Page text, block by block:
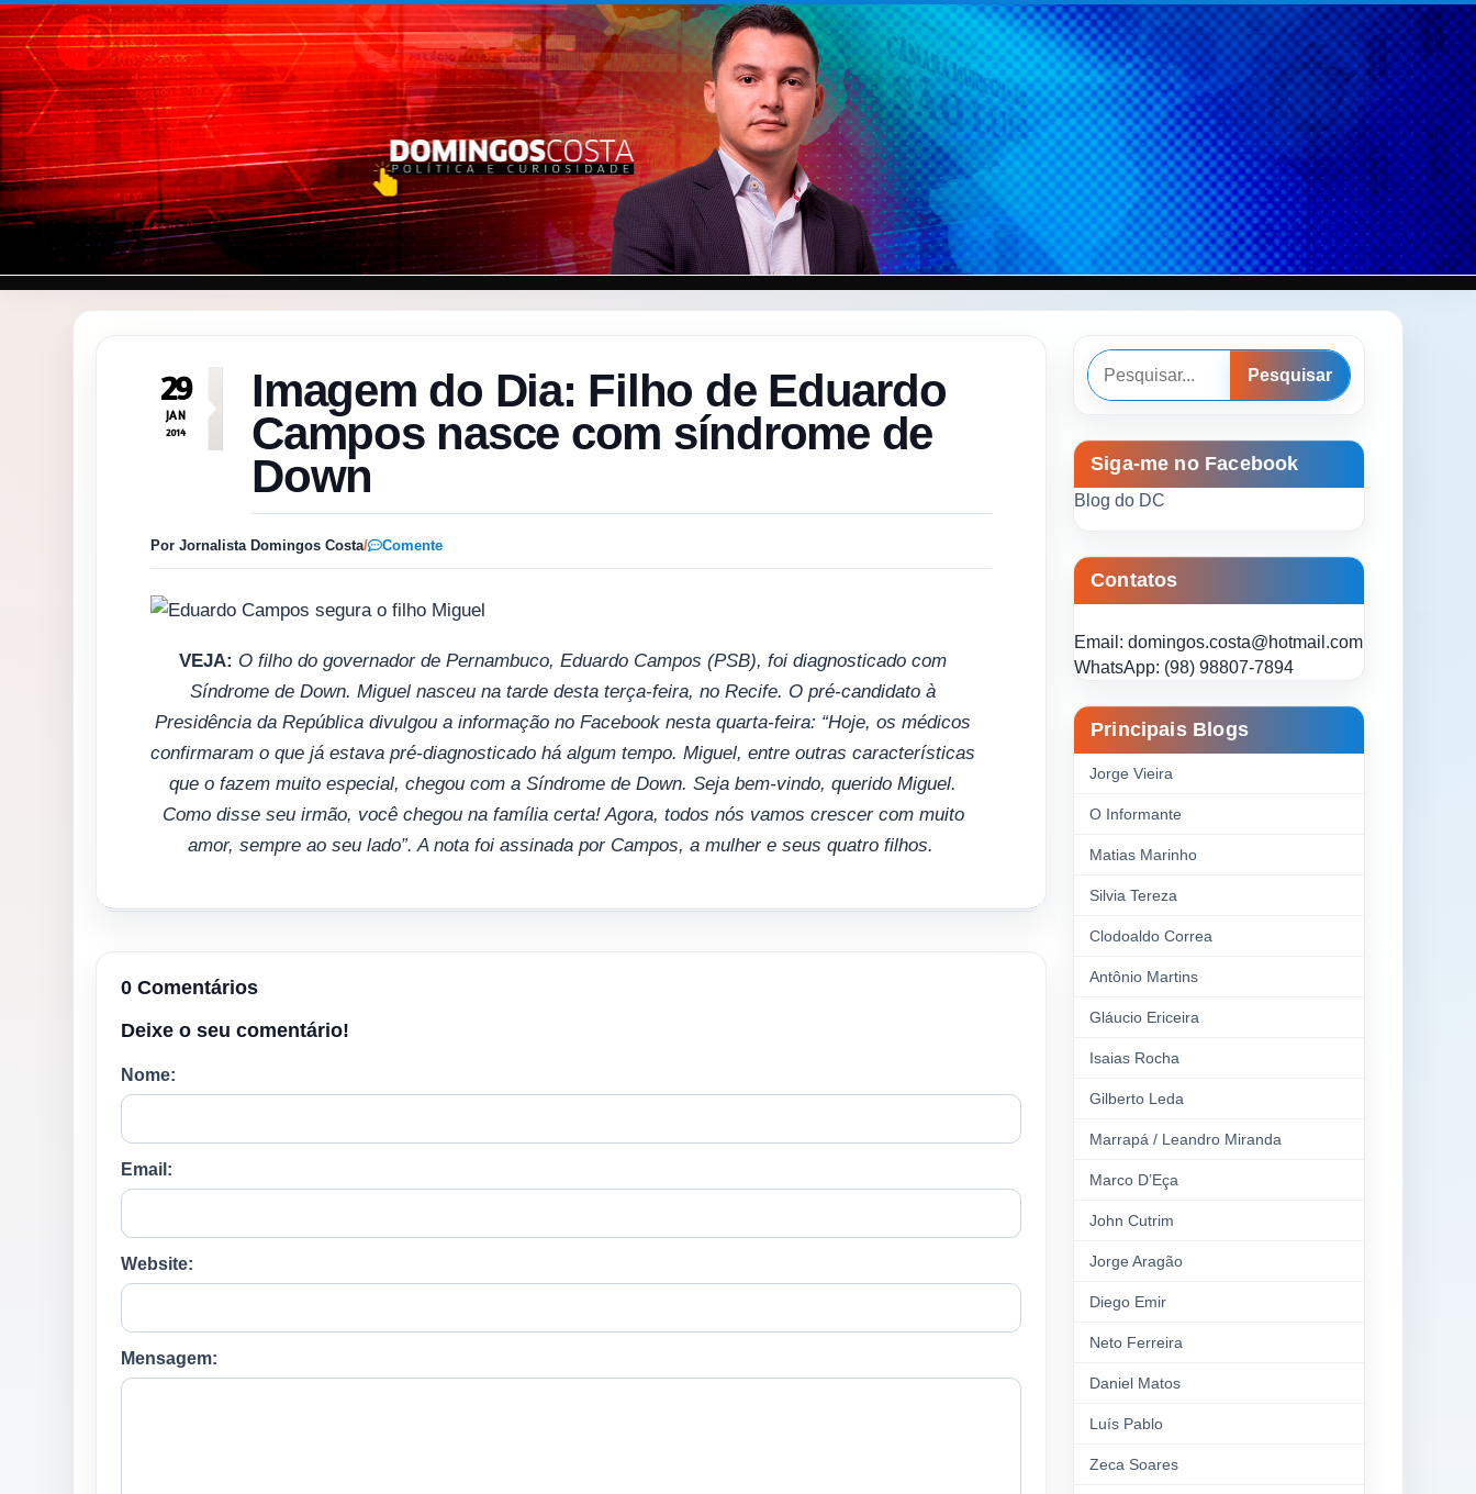
Pular para o conteúdo
29
JAN
2014
Imagem do Dia: Filho de Eduardo
Campos nasce com síndrome de
Down
Por Jornalista Domingos Costa/ Comente
VEJA: O filho do governador de Pernambuco, Eduardo Campos (PSB), foi diagnosticado com
Síndrome de Down. Miguel nasceu na tarde desta terça-feira, no Recife. O pré-candidato à
Presidência da República divulgou a informação no Facebook nesta quarta-feira: “Hoje, os médicos
confirmaram o que já estava pré-diagnosticado há algum tempo. Miguel, entre outras características
que o fazem muito especial, chegou com a Síndrome de Down. Seja bem-vindo, querido Miguel.
Como disse seu irmão, você chegou na família certa! Agora, todos nós vamos crescer com muito
amor, sempre ao seu lado”. A nota foi assinada por Campos, a mulher e seus quatro filhos.
0 Comentários
Deixe o seu comentário!
Nome:
Email:
Website:
Mensagem:
Pesquisar
Pesquisar
Siga-me no Facebook
Blog do DC
Contatos
Email: domingos.costa@hotmail.com
WhatsApp: (98) 98807-7894
Principais Blogs
Jorge Vieira
O Informante
Matias Marinho
Silvia Tereza
Clodoaldo Correa
Antônio Martins
Gláucio Ericeira
Isaias Rocha
Gilberto Leda
Marrapá / Leandro Miranda
Marco D’Eça
John Cutrim
Jorge Aragão
Diego Emir
Neto Ferreira
Daniel Matos
Luís Pablo
Zeca Soares